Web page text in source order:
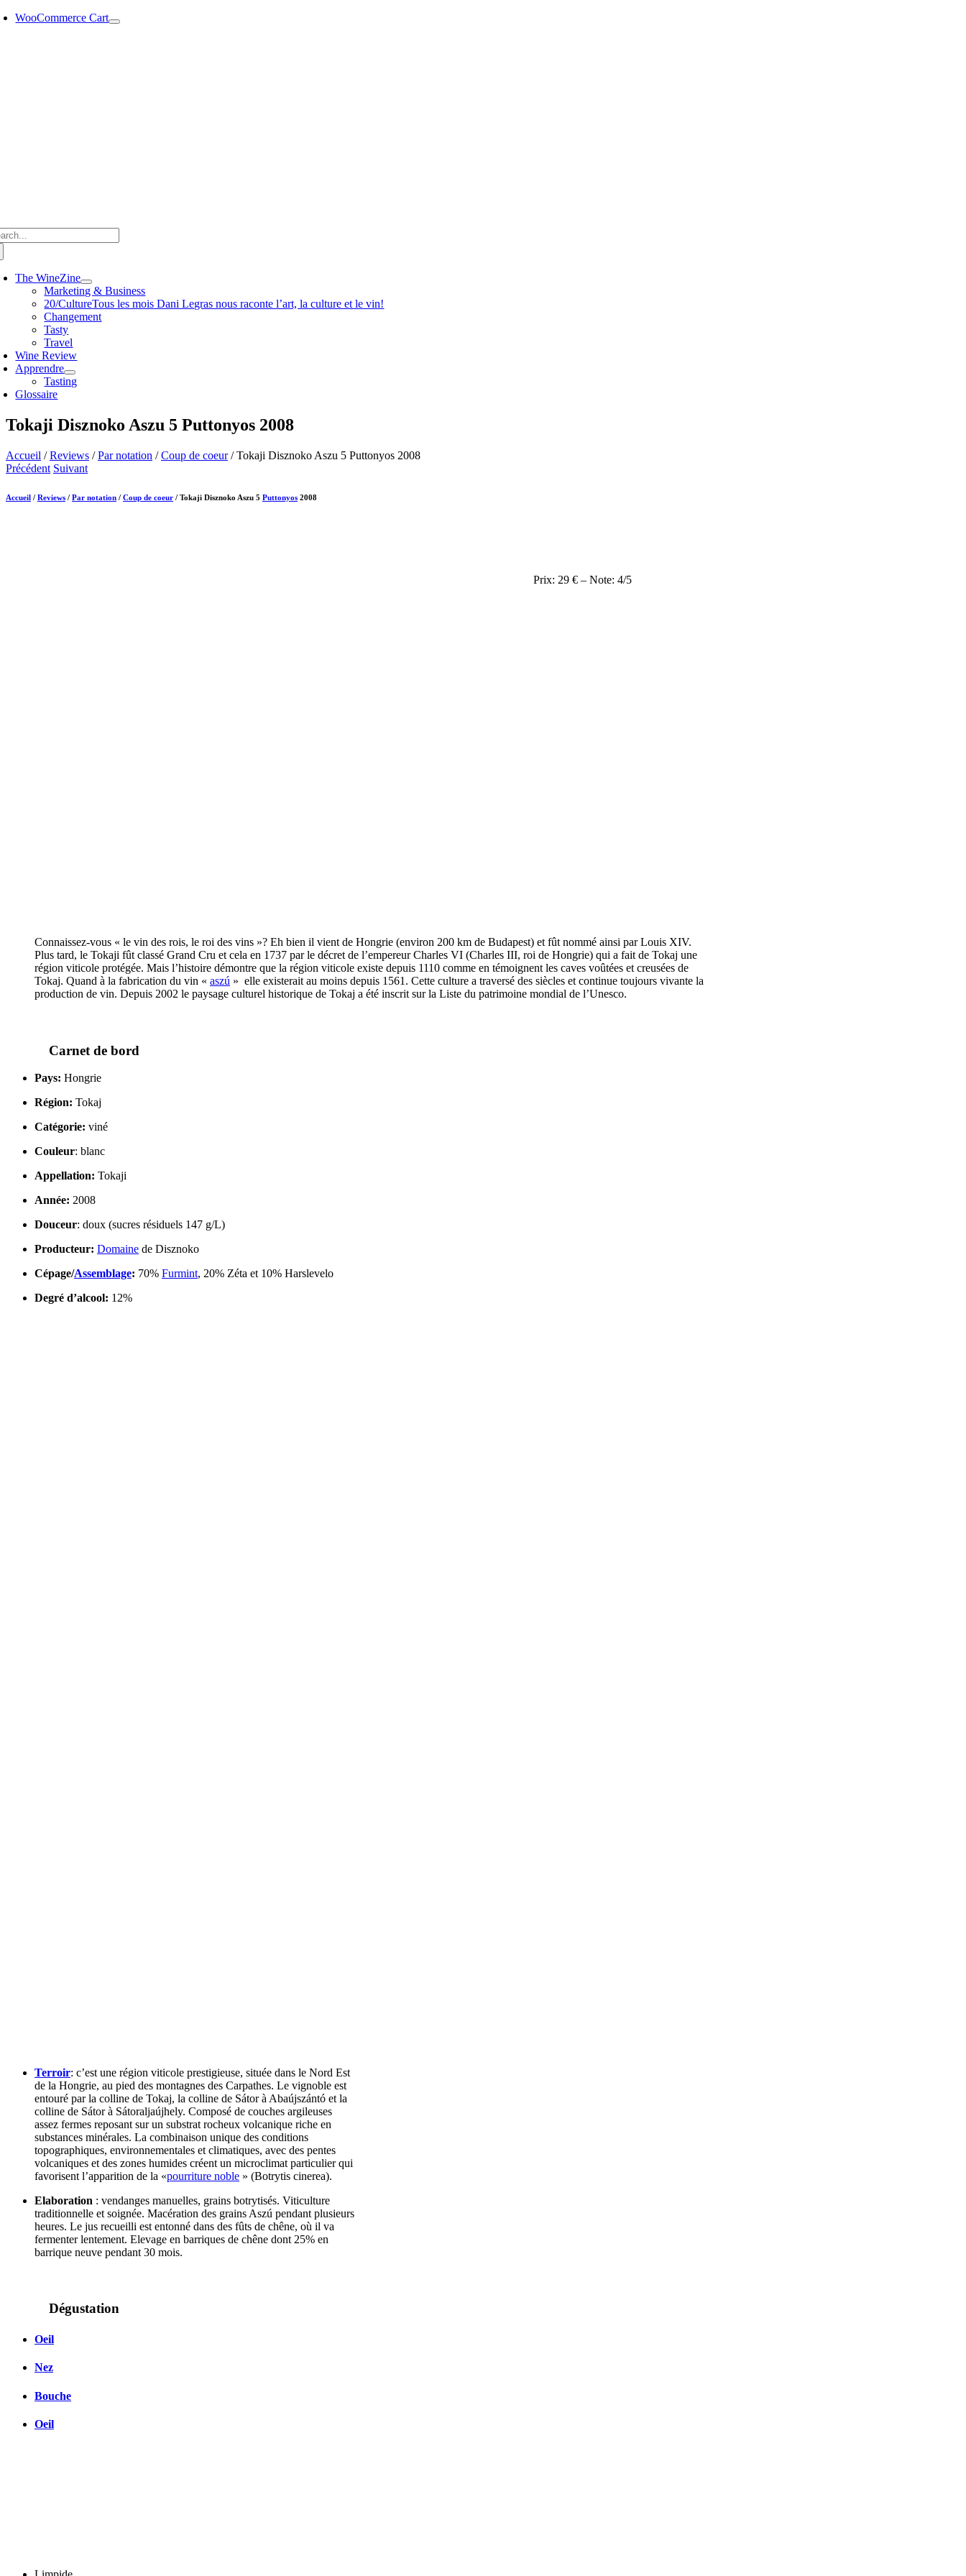
Passer
WooCommerce Cart
The WineZine
Marketing & Business
20/CultureTous les mois Dani Legras nous raconte l’art, la culture et le vin!
Changement
Tasty
Travel
Wine Review
Apprendre
Tasting
Glossaire
Tokaji Disznoko Aszu 5 Puttonyos 2008
Accueil /Reviews /Par notation /Coup de coeur/Tokaji Disznoko Aszu 5 Puttonyos 2008
Précédent Suivant
Accueil / Reviews / Par notation / Coup de coeur / Tokaji Disznoko Aszu 5 Puttonyos 2008
Prix: 29 € – Note: 4/5
Connaissez-vous « le vin des rois, le roi des vins »? Eh bien il vient de Hongrie (environ 200 km de Budapest) et fût nommé ainsi par Louis XIV.
Plus tard, le Tokaji fût classé Grand Cru et cela en 1737 par le décret de l’empereur Charles VI (Charles III, roi de Hongrie) qui a fait de Tokaj une
région viticole protégée. Mais l’histoire démontre que la région viticole existe depuis 1110 comme en témoignent les caves voûtées et creusées de
Tokaj. Quand à la fabrication du vin « aszú » elle existerait au moins depuis 1561. Cette culture a traversé des siècles et continue toujours vivante la
production de vin. Depuis 2002 le paysage culturel historique de Tokaj a été inscrit sur la Liste du patrimoine mondial de l’Unesco.
Carnet de bord
Pays: Hongrie
Région: Tokaj
Catégorie: viné
Couleur: blanc
Appellation: Tokaji
Année: 2008
Douceur: doux (sucres résiduels 147 g/L)
Producteur: Domaine de Disznoko
Cépage/Assemblage: 70% Furmint, 20% Zéta et 10% Harslevelo
Degré d’alcool: 12%
Terroir: c’est une région viticole prestigieuse, située dans le Nord Est
de la Hongrie, au pied des montagnes des Carpathes. Le vignoble est
entouré par la colline de Tokaj, la colline de Sátor à Abaújszántó et la
colline de Sátor à Sátoraljaújhely. Composé de couches argileuses
assez fermes reposant sur un substrat rocheux volcanique riche en
substances minérales. La combinaison unique des conditions
topographiques, environnementales et climatiques, avec des pentes
volcaniques et des zones humides créent un microclimat particulier qui
favorisent l’apparition de la «pourriture noble » (Botrytis cinerea).
Elaboration : vendanges manuelles, grains botrytisés. Viticulture
traditionnelle et soignée. Macération des grains Aszú pendant plusieurs
heures. Le jus recueilli est entonné dans des fûts de chêne, où il va
fermenter lentement. Elevage en barriques de chêne dont 25% en
barrique neuve pendant 30 mois.
Dégustation
Oeil
Nez
Bouche
Oeil